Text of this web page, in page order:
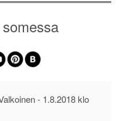
- 1.8.2018 klo